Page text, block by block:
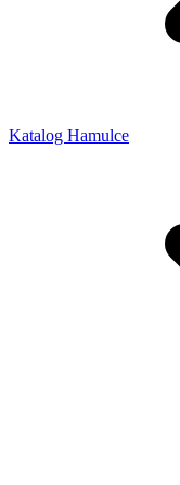
Katalog Hamulce